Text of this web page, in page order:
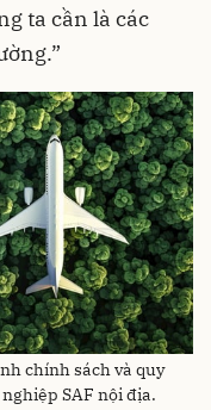
ta cần là các
chính sách và quy
SAF nội địa.